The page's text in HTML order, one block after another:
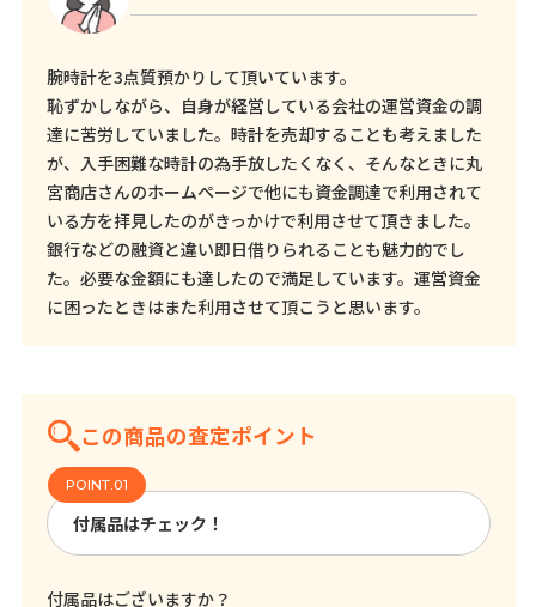
腕時計を3点質預かりして頂いています。
恥ずかしながら、自身が経営している会社の運営資金の調
達に苦労していました。時計を売却することも考えました
が、入手困難な時計の為手放したくなく、そんなときに丸
宮商店さんのホームページで他にも資金調達で利用されて
いる方を拝見したのがきっかけで利用させて頂きました。
銀行などの融資と違い即日借りられることも魅力的でし
た。必要な金額にも達したので満足しています。運営資金
に困ったときはまた利用させて頂こうと思います。
この商品の査定ポイント
付属品はチェック！
付属品はございますか？